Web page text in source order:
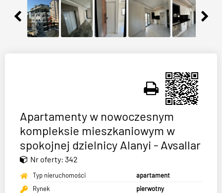
Apartamenty w nowoczesnym
kompleksie mieszkaniowym w
spokojnej dzielnicy Alanyi - Avsallar
Nr oferty: 342
Typ nieruchomości
apartament
Rynek
pierwotny